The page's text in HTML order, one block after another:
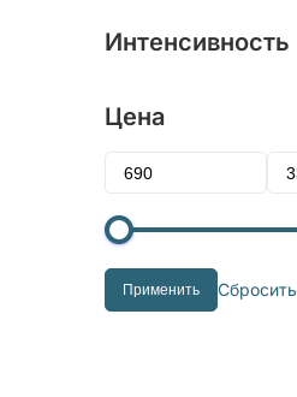
Интенсивность
Цена
Применить Сбросить